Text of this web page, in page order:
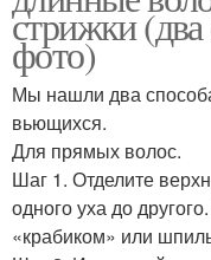
стрижки
фото)
Мы нашли два
вьющихся.
Для прямых волос.
Шаг 1. Отделите
одного уха до
«крабиком» или